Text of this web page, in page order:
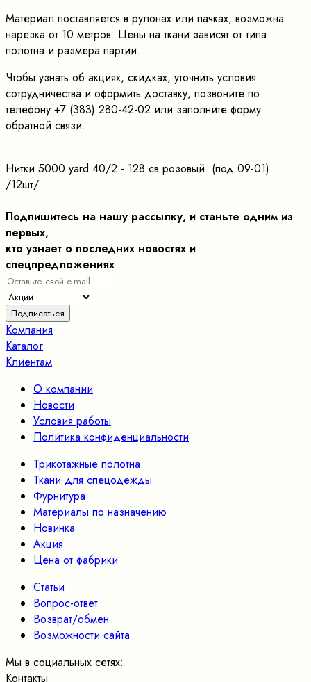
Материал поставляется в рулонах или пачках, возможна
нарезка от 10 метров. Цены на ткани зависят от типа
полотна и размера партии.
Чтобы узнать об акциях, скидках, уточнить условия
сотрудничества и оформить доставку, позвоните по
телефону +7 (383) 280-42-02 или заполните форму
обратной связи.
Нитки 5000 yard 40/2 - 128 св розовый (под 09-01)
/12шт/
Подпишитесь на нашу рассылку, и станьте одним из
первых,
кто узнает о последних новостях и
спецпредложениях
Компания
Каталог
Клиентам
О компании
Новости
Условия работы
Политика конфиденциальности
Трикотажные полотна
Ткани для спецодежды
Фурнитура
Материалы по назначению
Новинка
Акция
Цена от фабрики
Статьи
Вопрос-ответ
Возврат/обмен
Возможности сайта
Мы в социальных сетях:
Контакты